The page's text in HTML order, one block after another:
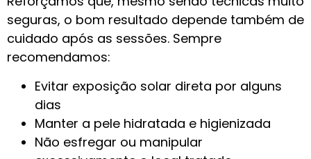
seguras, o bom resultado depende também de
cuidado após as sessões. Sempre
recomendamos:
Evitar exposição solar direta por alguns
dias
Manter a pele hidratada e higienizada
Não esfregar ou manipular